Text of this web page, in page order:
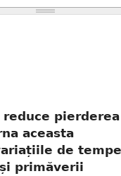
aceasta
de
primăverii